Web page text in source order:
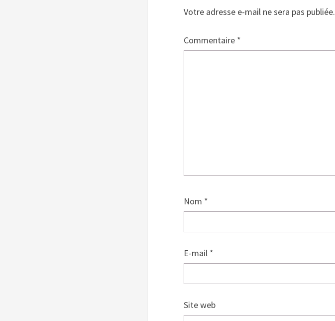
Votre adresse e-mail ne sera pas publiée.
Commentaire *
Nom *
E-mail *
Site web